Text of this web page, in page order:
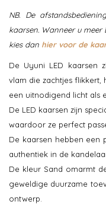
NB. De
kaarsen. Wanneer u meer
kies dan hier voor de
De Uyuni LED kaarsen
vlam die zachtjes flikkert,
een uitnodigend licht als
De LED kaarsen zijn
waardoor ze perfect
De kaarsen hebben een
authentiek in de
De kleur Sand omarmt
geweldige duurzame
ontwerp.